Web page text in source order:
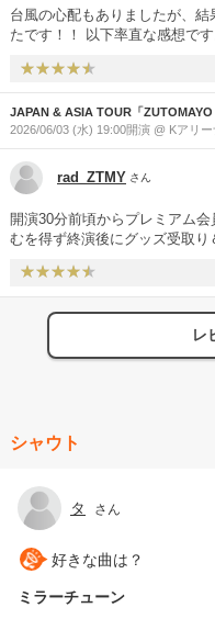
はやや改善傾向）。 今回はバ
曲中の音数が少ない印象があり
った２日間でした。
台風の心配もありましたが、
たです！！ 以下率直な感想です。 ■ステージセット いつも通り世界
に比べて予算を抑えた感はあ
いですかね。他アーティストと
装 メディアノーチェのMVその
を言えば衣装チェンジ・もう1着見たかった。
といったところです。 ですが
るときだけ音割れ感を感じま
なレベル3でした。 1. 形 そのサイズの棺桶に入るの！？ちいさっ！
かわいい！ 寝ながら歌ってる
辞めてほしいかな。ましてや一
4. 残機 安定の神曲。 特に無し。 5. シェードの埃は延長 安定
ゾンビメインだと思ったら蟹メインだった
蟹しゃぶからのストーリー性を感じら
会いにいけますか CREAMア
よもすがら 個人的優勝ソング
る。 ”ずとまよ”の良さが際立
13. お勉強しといてよ 安定の神曲。 特に
定の神曲。トップクラスに好
ト。。。 大サビ前に演奏やめ
がるぜー！！から一気に盛り下がる。。。 15.
ながらにゾンクラアレンジがあって良かっ
鮮！！ライブでやると思わな
気持ちよかった！ 個人的には
JAPAN & ASIA TOUR「ZUTOMAYO
2026/06/03 (水) 19:00開演 @ Kアリ
rad_ZTMY さん
開演30分前頃からプレミアム
むを得ず終演後にグッズ受取り
た？） LEVEL3からは、ほぼ
曲ありで、大満足！ 規制退場
場していた人もいた 前述の通
かう人が多数いたが、大きく
内が足りず、右に進む人多数
レ
シャウト
タ さん
好きな曲は？
ミラーチューン